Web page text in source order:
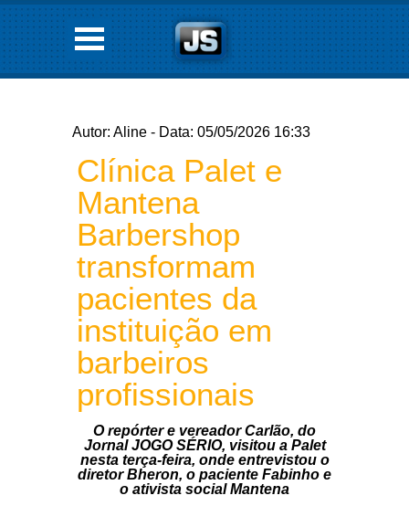
Autor: Aline - Data: 05/05/2026 16:33
Clínica Palet e
Mantena
Barbershop
transformam
pacientes da
instituição em
barbeiros
profissionais
O repórter e vereador Carlão, do
Jornal JOGO SÉRIO, visitou a Palet
nesta terça-feira, onde entrevistou o
diretor Bheron, o paciente Fabinho e
o ativista social Mantena